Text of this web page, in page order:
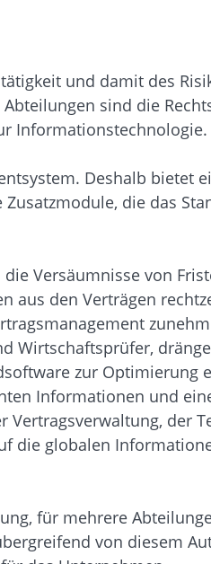
und damit des
sind die
Informationstechnologie.
Deshalb bietet
die das
Versäumnisse von
aus den Verträgen
Wirtschaftsprüfer,
zur Optimierung
Informationen und
Vertragsverwaltung, der
die globalen
für mehrere
von diesem